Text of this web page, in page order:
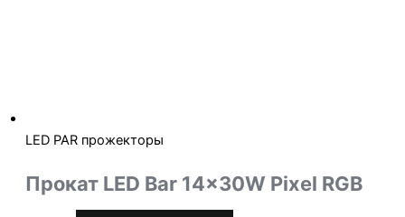
LED PAR прожекторы
Прокат LED Bar 14x30W Pixel RGB